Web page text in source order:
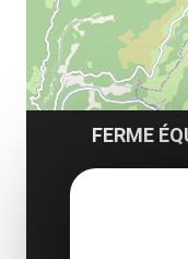
FERME
12130